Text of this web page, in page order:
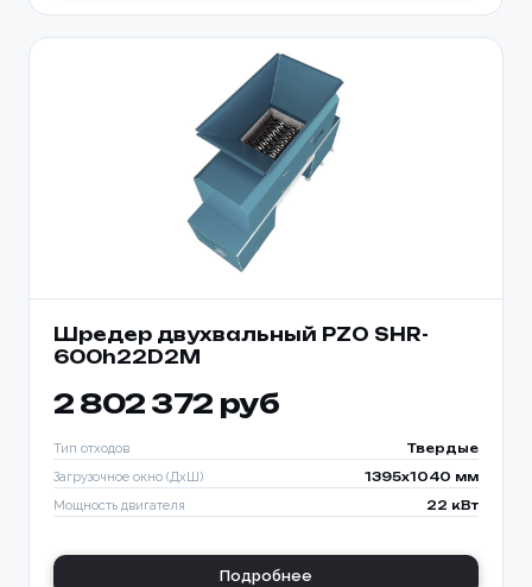
Шредер двухвальный PZO SHR-
600h22D2M
2 802 372 руб
Тип отходов Твердые
Загрузочное окно (ДхШ) 1395x1040 мм
Мощность двигателя 22 кВт
Подробнее